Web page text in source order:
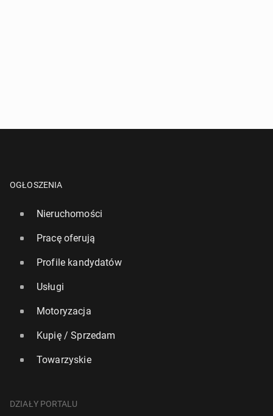
OGŁOSZENIA
Nieruchomości
Pracę oferują
Profile kandydatów
Usługi
Motoryzacja
Kupię / Sprzedam
Towarzyskie
DZIAŁY PORTALU